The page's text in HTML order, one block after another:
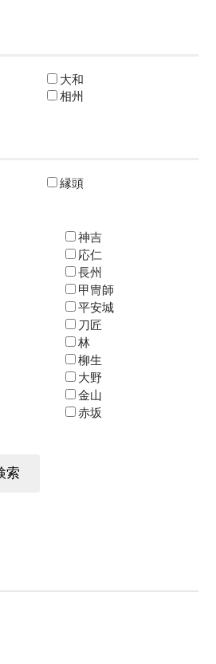
大和
相州
縁頭
神吉
応仁
長州
甲冑師
平安城
刀匠
林
柳生
大野
金山
赤坂